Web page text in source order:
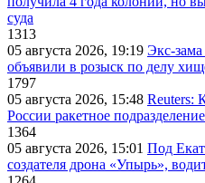
суда
1313
05 августа 2026, 19:19 Экс-
объявили в розыск по делу
1797
05 августа 2026, 15:48 Reuters:
России ракетное
1364
05 августа 2026, 15:01 Под
создателя дрона «Упырь»,